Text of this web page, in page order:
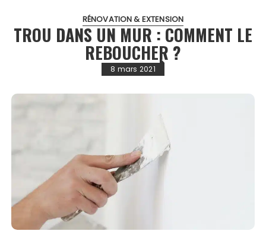
RÉNOVATION & EXTENSION
TROU DANS UN MUR : COMMENT LE
REBOUCHER ?
8 mars 2021